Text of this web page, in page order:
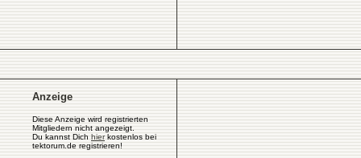
Anzeige
Diese Anzeige wird registrierten
Mitgliedern nicht angezeigt.
Du kannst Dich hierkostenlos bei
tektorum.de registrieren!